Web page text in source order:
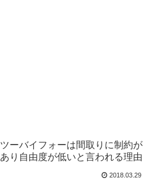
ツーバイフォーは間取りに制約が
あり自由度が低いと言われる理由
2018.03.29